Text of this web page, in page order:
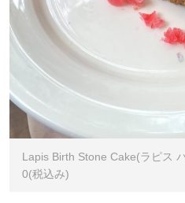
Lapis Birth Stone Cake(ラピス
0(税込み)